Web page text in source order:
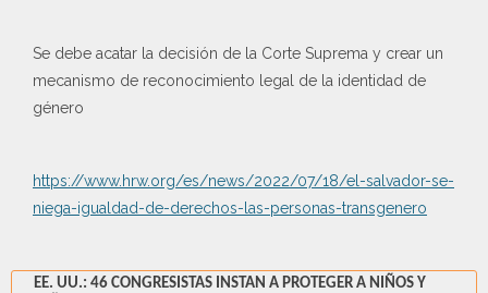
Se debe acatar la decisión de la Corte Suprema y crear un
mecanismo de reconocimiento legal de la identidad de
género
https://www.hrw.org/es/news/2022/07/18/el-salvador-se-
niega-igualdad-de-derechos-las-personas-transgenero
EE. UU.: 46 CONGRESISTAS INSTAN A PROTEGER A NIÑOS Y